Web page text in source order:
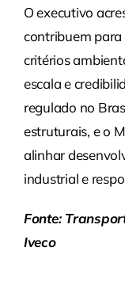
O executivo
contribuem
critérios
escala e
regulado no
estruturais, e o
alinhar
industrial e
Fonte:
Iveco